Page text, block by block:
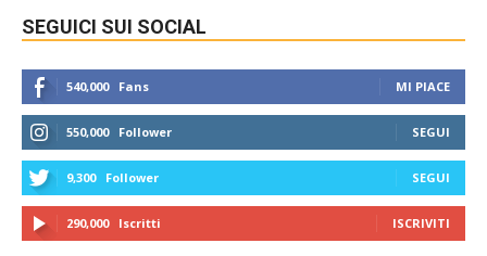
SEGUICI SUI SOCIAL
540,000 Fans MI PIACE
550,000 Follower SEGUI
9,300 Follower SEGUI
290,000 Iscritti ISCRIVITI